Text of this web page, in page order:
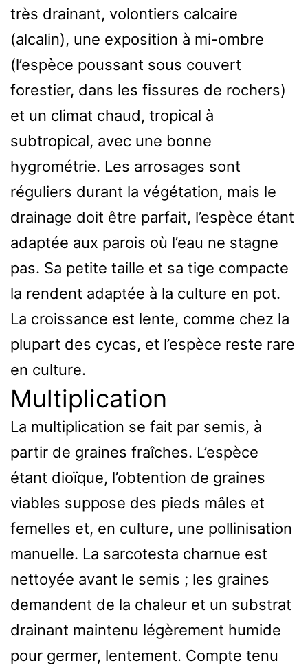
très drainant, volontiers calcaire
(alcalin), une exposition à mi-ombre
(l’espèce poussant sous couvert
forestier, dans les fissures de rochers)
et un climat chaud, tropical à
subtropical, avec une bonne
hygrométrie. Les arrosages sont
réguliers durant la végétation, mais le
drainage doit être parfait, l’espèce étant
adaptée aux parois où l’eau ne stagne
pas. Sa petite taille et sa tige compacte
la rendent adaptée à la culture en pot.
La croissance est lente, comme chez la
plupart des cycas, et l’espèce reste rare
en culture.
Multiplication
La multiplication se fait par semis, à
partir de graines fraîches. L’espèce
étant dioïque, l’obtention de graines
viables suppose des pieds mâles et
femelles et, en culture, une pollinisation
manuelle. La sarcotesta charnue est
nettoyée avant le semis ; les graines
demandent de la chaleur et un substrat
drainant maintenu légèrement humide
pour germer, lentement. Compte tenu